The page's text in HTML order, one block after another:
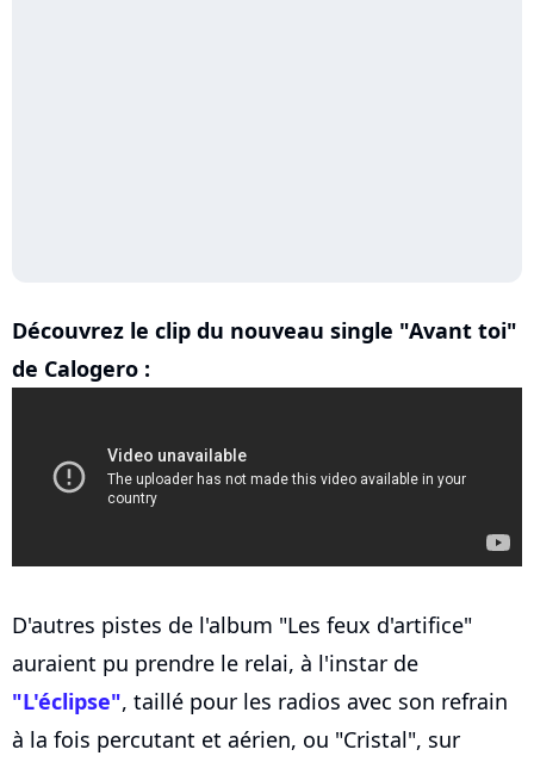
Découvrez le clip du nouveau single "Avant toi"
de Calogero :
D'autres pistes de l'album "Les feux d'artifice"
auraient pu prendre le relai, à l'instar de
"L'éclipse", taillé pour les radios avec son refrain
à la fois percutant et aérien, ou "Cristal", sur